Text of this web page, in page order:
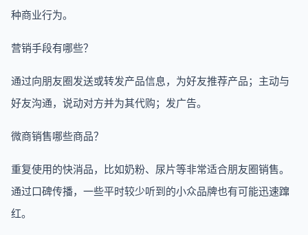
种商业行为。
营销手段有哪些？
通过向朋友圈发送或转发产品信息，为好友推荐产品；主动与
好友沟通，说动对方并为其代购；发广告。
微商销售哪些商品？
重复使用的快消品，比如奶粉、尿片等非常适合朋友圈销售。
通过口碑传播，一些平时较少听到的小众品牌也有可能迅速蹿
红。